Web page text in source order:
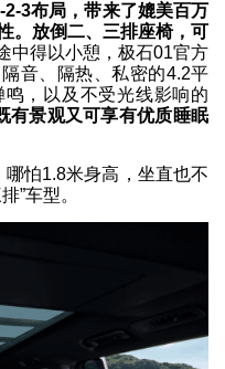
3布局，带来了媲美百万
。 放倒二、三排座椅，可
中得以小憩，极石01官方
音、隔热、私密的4.2平
，以及不受光线影响的
有景观又可享有优质睡眠
怕1.8米身高，坐直也不
”车型。